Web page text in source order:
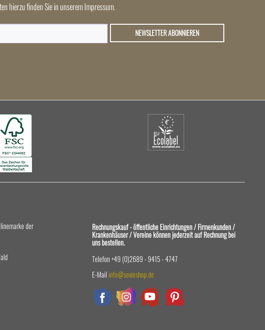
hierzu finden Sie in unserem Impressum.
NEWSLETTER ABONNIEREN
der
Rechnungskauf - öffentliche Einrichtungen / Firmenkunden /
Krankenhäuser / Vereine können jederzeit auf Rechnung bei
uns bestellen.
Telefon +49 (0)2689 - 9415 - 4747
E-Mail info@sovieshop.de